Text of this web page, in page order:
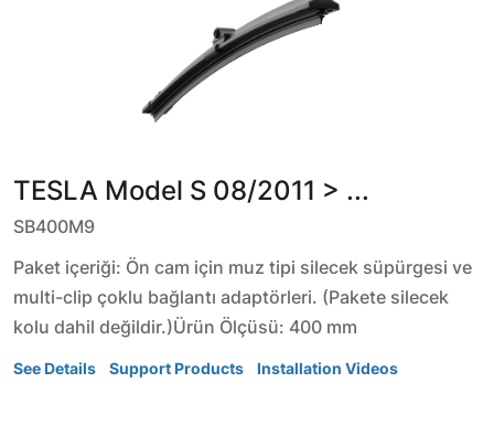
TESLA Model S 08/2011 > ...
SB400M9
Paket içeriği: Ön cam için muz tipi silecek süpürgesi ve
multi-clip çoklu bağlantı adaptörleri. (Pakete silecek
kolu dahil değildir.)Ürün Ölçüsü: 400 mm
See Details Support Products Installation Videos